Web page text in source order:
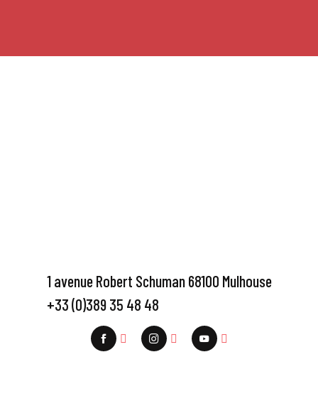
1 avenue Robert Schuman 68100 Mulhouse
+33 (0)389 35 48 48